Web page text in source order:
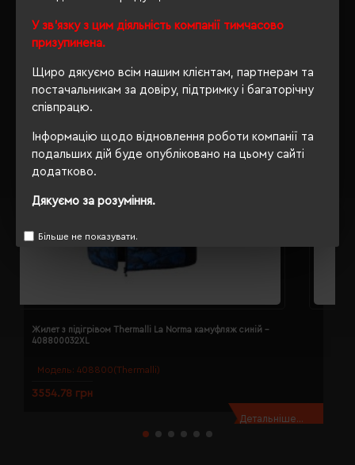
У зв'язку з цим діяльність компанії тимчасово
призупинена.
Щиро дякуємо всім нашим клієнтам, партнерам та
постачальникам за довіру, підтримку і багаторічну
співпрацю.
Інформацію щодо відновлення роботи компанії та
подальших дій буде опубліковано на цьому сайті
додатково.
Дякуємо за розуміння.
Більше не показувати.
Модель: 408800(Thermalli)
Жилет з підігрівом Thermalli La Norma камуфляж синій -
408800032XL
3554.78 грн
Детальніше...